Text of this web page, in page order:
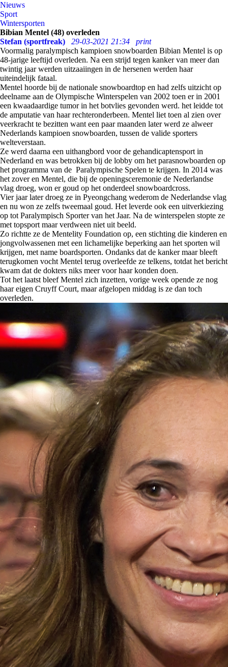
Nieuws
Sport
Wintersporten
Bibian Mentel (48) overleden
Stefan (sportfreak)
29-03-2021 21:34
print
Voormalig paralympisch kampioen snowboarden Bibian Mentel is op
48-jarige leeftijd overleden. Na een strijd tegen kanker van meer dan
twintig jaar werden uitzaaiingen in de hersenen werden haar
uiteindelijk fataal.
Mentel hoorde bij de nationale snowboardtop en had zelfs uitzicht op
deelname aan de Olympische Winterspelen van 2002 toen er in 2001
een kwaadaardige tumor in het botvlies gevonden werd. het leidde tot
de amputatie van haar rechteronderbeen. Mentel liet toen al zien over
veerkracht te bezitten want een paar maanden later werd ze alweer
Nederlands kampioen snowboarden, tussen de valide sporters
welteverstaan.
Ze werd daarna een uithangbord voor de gehandicaptensport in
Nederland en was betrokken bij de lobby om het parasnowboarden op
het programma van de Paralympische Spelen te krijgen. In 2014 was
het zover en Mentel, die bij de openingsceremonie de Nederlandse
vlag droeg, won er goud op het onderdeel snowboardcross.
Vier jaar later droeg ze in Pyeongchang wederom de Nederlandse vlag
en nu won ze zelfs tweemaal goud. Het leverde ook een uitverkiezing
op tot Paralympisch Sporter van het Jaar. Na de winterspelen stopte ze
met topsport maar verdween niet uit beeld.
Zo richtte ze de Mentelity Foundation op, een stichting die kinderen en
jongvolwassenen met een lichamelijke beperking aan het sporten wil
krijgen, met name boardsporten. Ondanks dat de kanker maar bleeft
terugkomen vocht Mentel terug overleefde ze telkens, totdat het bericht
kwam dat de dokters niks meer voor haar konden doen.
Tot het laatst bleef Mentel zich inzetten, vorige week opende ze nog
haar eigen Cruyff Court, maar afgelopen middag is ze dan toch
overleden.